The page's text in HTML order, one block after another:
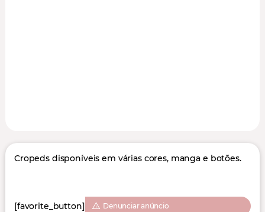
Cropeds disponíveis em várias cores, manga e botões.
[favorite_button] Denunciar anúncio